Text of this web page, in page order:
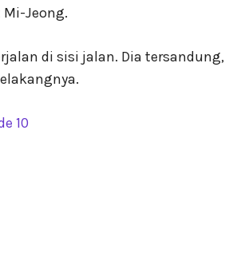
Jeong.
di sisi jalan. Dia tersandung,
10